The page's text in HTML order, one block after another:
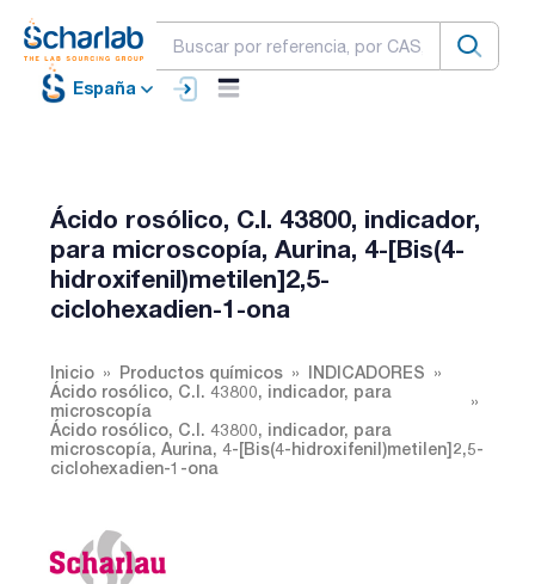
España
Ácido rosólico, C.I. 43800, indicador,
para microscopía, Aurina, 4-[Bis(4-
hidroxifenil)metilen]2,5-
ciclohexadien-1-ona
Inicio Productos químicos
INDICADORES
Ácido rosólico, C.I. 43800, indicador, para
microscopía
Ácido rosólico, C.I. 43800, indicador, para
microscopía, Aurina, 4-[Bis(4-hidroxifenil)metilen]2,5-
ciclohexadien-1-ona